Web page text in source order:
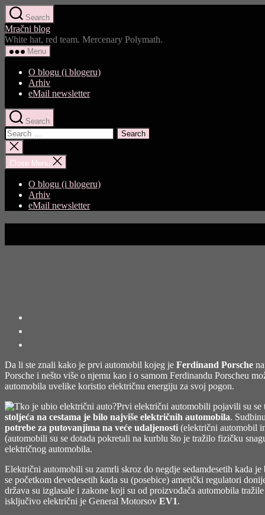
Skip
to
the
content
Search
Mračni blog
White hat, red team. Mercenary Polymath.
Menu
O blogu (i blogeru)
Arhiv
eMail newsletter
Search
Search
for:
Close
search
Close Menu
O blogu (i blogeru)
Arhiv
eMail newsletter
Da li ste znali kako je prvi automobil kojeg je Ferdinand Porsche
Porsche i nešto više o njemu kao i o samom Ferdinandu Porscheu
automobila uvelike koristio električnu energiju za svoj pogon.
Prvi električni automobili pojavili su se
stoljeća na cestama je bilo najviše električnih automobila.
potrebe za putovanjima na veće udaljenosti (električni automobil
(automobili su se dotada pokretali na kurblu što je tražilo fizičku
električnog automobila.
Električni automobili su zamrli skroz do negdje sedamdesetih kada je
se početkom devedesetih kada su (posebice) američki regulatori
država su izglasale i zakone koji su od proizvođača automobila
isključivo električni je General Motorsov EV1.